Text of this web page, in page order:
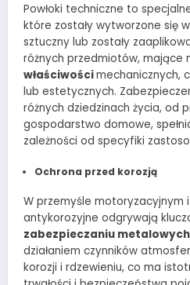
Powłoki techniczne to
które zostały wytworzone się
sztuczny lub zostały
różnych przedmiotów, mające
właściwościmechanicznych,
lub estetycznych.
różnych dziedzinach życia, od
gospodarstwo domowe,
zależności od specyfiki
Ochrona przed korozją
W przemyśle motoryzacyjnym
antykorozyjne odgrywają
zabezpieczaniu
działaniem czynników
korozji i rdzewieniu, co ma